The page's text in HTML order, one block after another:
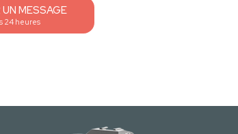
UN MESSAGE
24 heures